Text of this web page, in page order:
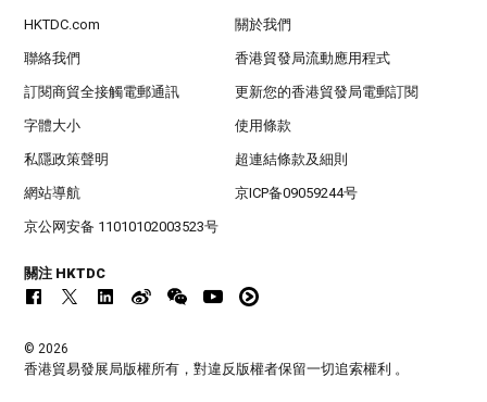
HKTDC.com 關於我們
聯絡我們 香港貿發局流動應用程式
訂閱商貿全接觸電郵通訊 更新您的香港貿發局電郵訂閱
字體大小 使用條款
私隱政策聲明 超連結條款及細則
網站導航 京ICP备09059244号
京公网安备 11010102003523号
關注 HKTDC
© 2026
香港貿易發展局版權所有，對違反版權者保留一切追索權利 。